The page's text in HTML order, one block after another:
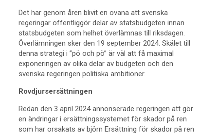
Det har genom åren blivit en ovana att svenska
regeringar offentliggör delar av statsbudgeten innan
statsbudgeten som helhet överlämnas till riksdagen.
Överlämningen sker den 19 september 2024. Skälet till
denna strategi i ”pö och pö” är väl att få maximal
exponeringen av olika delar av budgeten och den
svenska regeringen politiska ambitioner.
Rovdjursersättningen
Redan den 3 april 2024 annonserade regeringen att gör
en ändringar i ersättningssystemet för skador på ren
som har orsakats av björn Ersättning för skador på ren